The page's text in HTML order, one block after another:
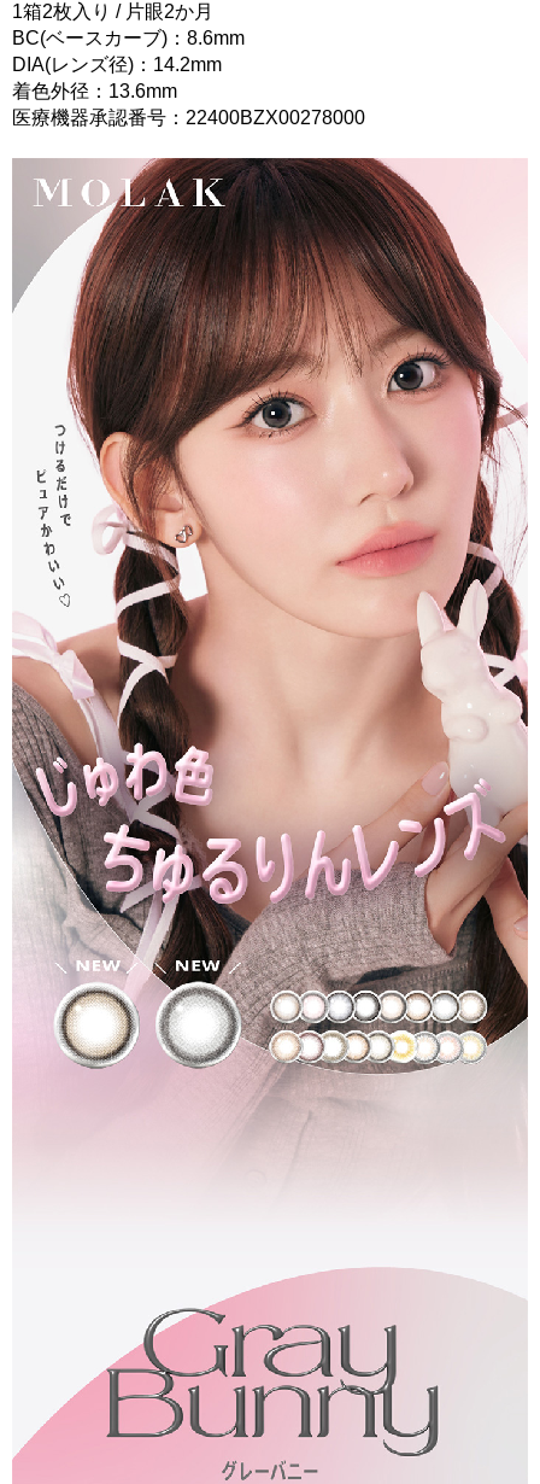
1箱2枚入り / 片眼2か月
BC(ベースカーブ)：8.6mm
DIA(レンズ径)：14.2mm
着色外径：13.6mm
医療機器承認番号：22400BZX00278000